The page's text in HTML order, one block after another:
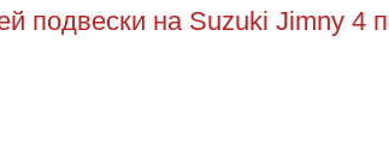
подвески на Suzuki Jimny